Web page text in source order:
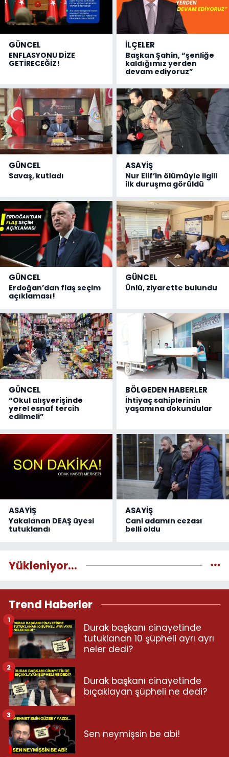
GÜNCEL
ENFLASYONU DİZE
GETİRECEĞİZ!
İLÇELER
Başkan Şahin, “şenliğe
kaldığımız yerden
devam ediyoruz”
GÜNCEL
Savaş, kutladı
ASAYİŞ
Nur Elif’in ölümüyle ilgili
ilk duruşma görüldü
GÜNCEL
Erdoğan’dan flaş seçim
açıklaması!
GÜNCEL
Ünlü, ziyarette bulundu
GÜNCEL
“Okul alışverişinde
yerel esnaf tercih
edilmeli”
BÖLGEDEN HABERLER
İhtiyaç sahiplerinin
yaşamına dokundular
ASAYİŞ
Yakalanan DEAŞ üyesi
tutuklandı
ASAYİŞ
Cani adamın cezası
belli oldu
Yükleniyor...
Trend Haberler
Durak başkanı cinayetinde
tutuklanan 10 şüpheli ayrı ayrı
neler dedi?
1
Durak başkanı cinayetinde
bıçaklayan şüpheli ne dedi?
2
Sen neymişsin be abi!
3